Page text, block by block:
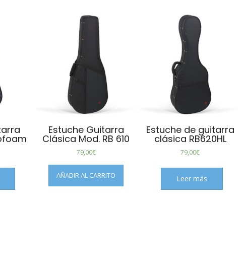
Estuche Guitarra
Clásica Mod. RB 610
79,00€
AÑADIR AL CARRITO
Estuche de guitarra
clásica RB620HL
79,00€
Leer más